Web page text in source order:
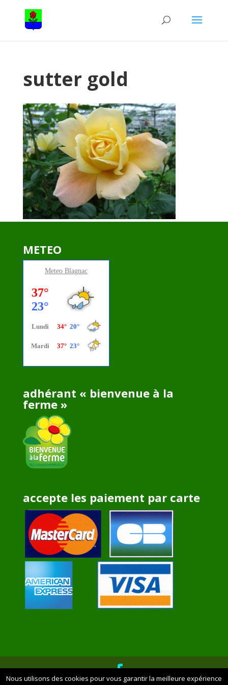
sutter gold
METEO
Meteo Blagnac
adhérant « bienvenue à la
ferme »
accepte les paiement par carte
Nous utilisons des cookies pour vous garantir la meilleure expérience